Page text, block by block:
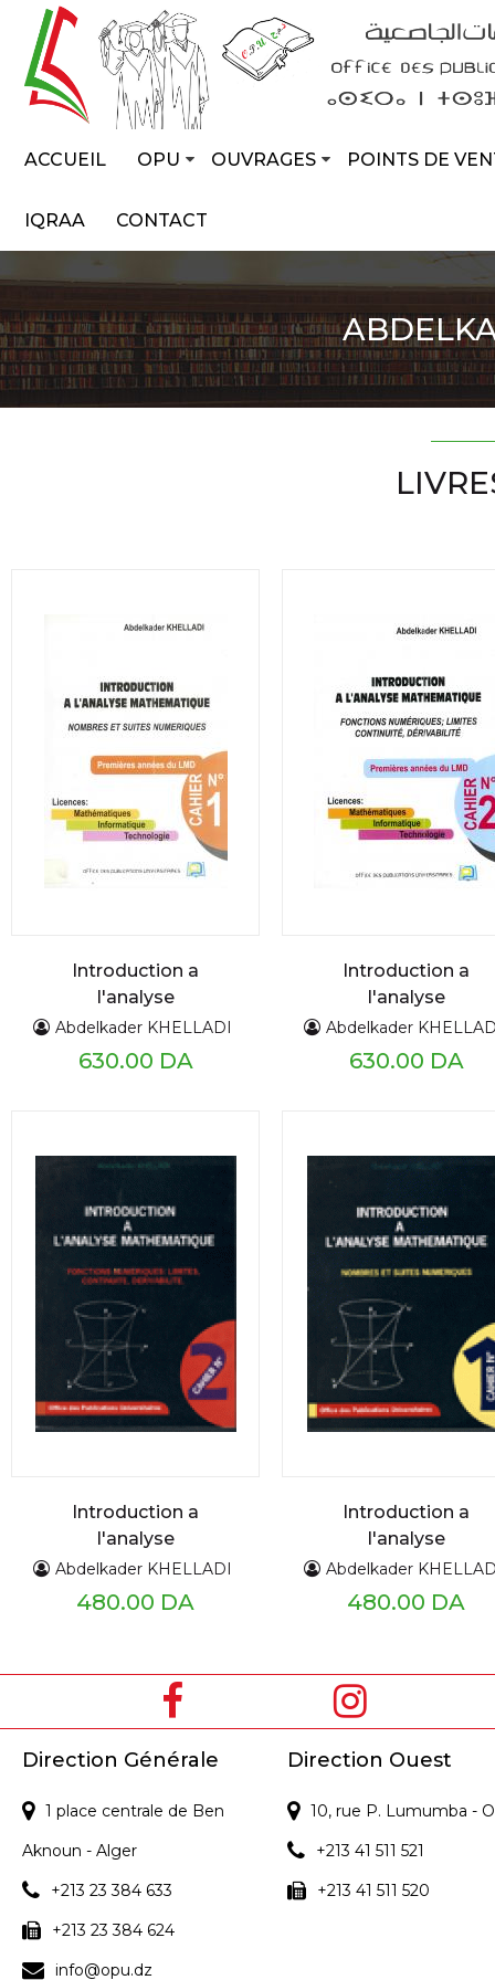
ACCUEIL OPU OUVRAGES POINTS DE
IQRAA CONTACT
Introduction a
l'analyse
mathématique cahier
n°1
Abdelkader KHELLADI
630.00 DA
Introduction a
l'analyse
mathématique
n°2
Abdelkader
630.00 DA
Introduction a
l'analyse
mathématique Cahier
n° 2
Abdelkader KHELLADI
480.00 DA
Introduction a
l'analyse
mathématique
n° 1
Abdelkader
480.00 DA
Direction Générale
1 place centrale de Ben
Aknoun - Alger
+213 23 384 633
+213 23 384 624
info@opu.dz
Direction Ouest
10, rue P. Lumumba -
+213 41 511 521
+213 41 511 520